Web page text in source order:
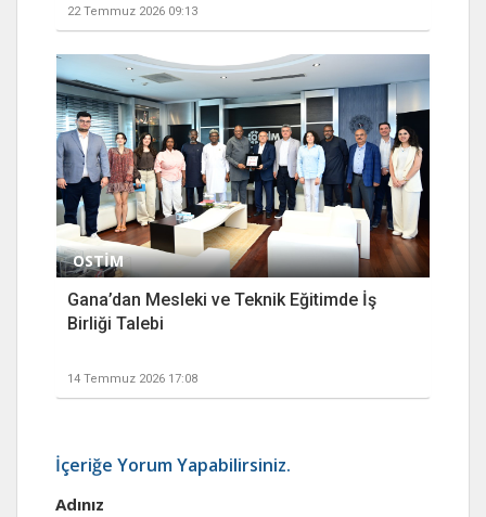
22 Temmuz 2026 09:13
OSTİM
Gana’dan Mesleki ve Teknik Eğitimde İş
Birliği Talebi
14 Temmuz 2026 17:08
İçeriğe Yorum Yapabilirsiniz.
Adınız